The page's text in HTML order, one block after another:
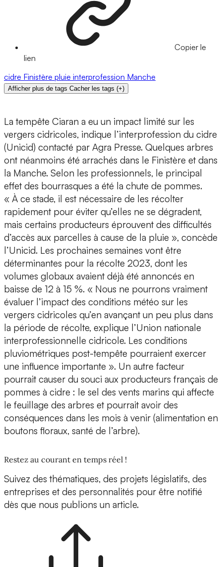
Copier le
lien
cidre Finistère pluie interprofession Manche
Afficher plus de tags Cacher les tags (+)
La tempête Ciaran a eu un impact limité sur les
vergers cidricoles, indique l’interprofession du cidre
(Unicid) contacté par Agra Presse. Quelques arbres
ont néanmoins été arrachés dans le Finistère et dans
la Manche. Selon les professionnels, le principal
effet des bourrasques a été la chute de pommes.
« À ce stade, il est nécessaire de les récolter
rapidement pour éviter qu’elles ne se dégradent,
mais certains producteurs éprouvent des difficultés
d’accès aux parcelles à cause de la pluie », concède
l’Unicid. Les prochaines semaines vont être
déterminantes pour la récolte 2023, dont les
volumes globaux avaient déjà été annoncés en
baisse de 12 à 15 %. « Nous ne pourrons vraiment
évaluer l’impact des conditions météo sur les
vergers cidricoles qu’en avançant un peu plus dans
la période de récolte, explique l’Union nationale
interprofessionnelle cidricole. Les conditions
pluviométriques post-tempête pourraient exercer
une influence importante ». Un autre facteur
pourrait causer du souci aux producteurs français de
pommes à cidre : le sel des vents marins qui affecte
le feuillage des arbres et pourrait avoir des
conséquences dans les mois à venir (alimentation en
boutons floraux, santé de l’arbre).
Restez au courant en temps réel !
Suivez des thématiques, des projets législatifs, des
entreprises et des personnalités pour être notifié
dès que nous publions un article.